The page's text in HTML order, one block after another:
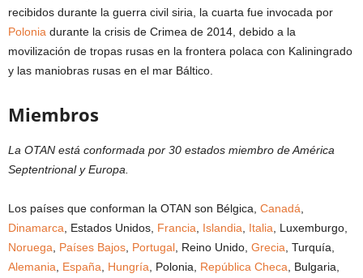
recibidos durante la guerra civil siria, la cuarta fue invocada por
Polonia durante la crisis de Crimea de 2014, debido a la
movilización de tropas rusas en la frontera polaca con Kaliningrado
y las maniobras rusas en el mar Báltico.
Miembros
La OTAN está conformada por 30 estados miembro de América
Septentrional y Europa.
Los países que conforman la OTAN son Bélgica, Canadá
Dinamarca , Estados Unidos, Francia Islandia Italia , Luxemburgo,
Noruega
Países Bajos Portugal , Reino Unido, Grecia , Turquía,
Alemania
España Hungría , Polonia, República Checa , Bulgaria,